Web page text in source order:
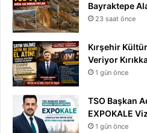
Bayraktepe
23 saat önce
Kırşehir
Veriyor
1 gün önce
TSO Başkan
EXPOKALE
1 gün önce